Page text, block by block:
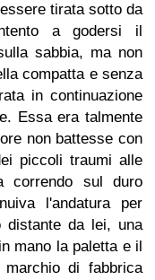
tirata sotto da
a godersi il
sabbia, ma non
compatta e senza
in continuazione
Essa era talmente
non battesse con
piccoli traumi alle
correndo sul duro
l'andatura per
distante da lei, una
mano la paletta e il
di fabbrica